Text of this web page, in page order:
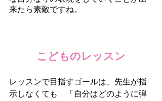
来たら素敵ですね。
​こどものレッスン
レッスンで目指すゴールは、
先生が指
示しなくても 「自分はどのように弾